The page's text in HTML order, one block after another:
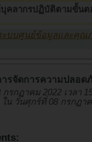
บุคลากรปฏิบัติตามขั้น
ะบบศูนย์ข้อมูลและคุณ
รจัดการความปลอด
กรกฏาคม 2022 เวลา
น วันศุกร์ที่ 08 กรกฏาค